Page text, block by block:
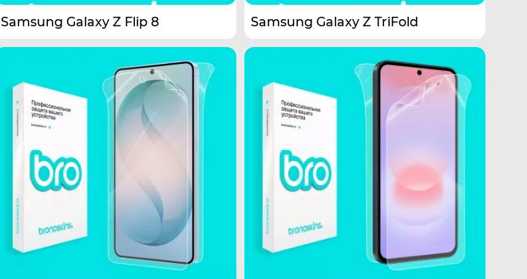
Samsung Galaxy Z Flip 8 Samsung Galaxy Z TriFold